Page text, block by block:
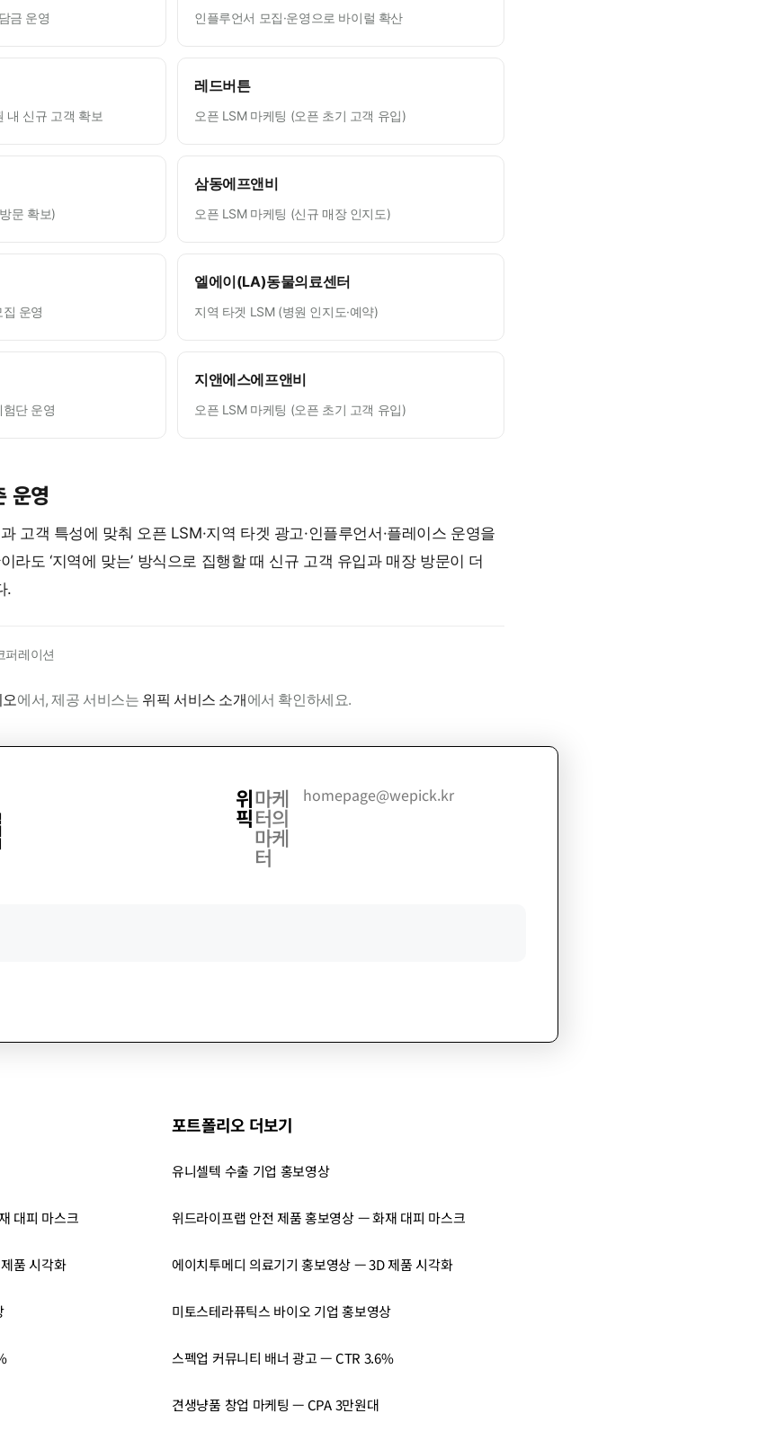
금 운영 인플루언서 모집·운영으로 바이럴 확산
내 신규 고객 확보
레드버튼
오픈 LSM 마케팅 (오픈 초기 고객 유입)
문 확보)
삼동에프앤비
오픈 LSM 마케팅 (신규 매장 인지도)
운영
엘에이(LA)동물의료센터
지역 타겟 LSM (병원 인지도·예약)
단 운영
지앤에스에프앤비
오픈 LSM 마케팅 (오픈 초기 고객 유입)
운영
고객 특성에 맞춰 오픈 LSM·지역 타겟 광고·인플루언서·플레이스 운영을
라도 ‘지역에 맞는’ 방식으로 집행할 때 신규 고객 유입과 매장 방문이 더
.
퍼레이션
에서, 제공 서비스는 위픽 서비스 소개에서 확인하세요.
위
픽
마케
터의
마케
터
homepage@wepick.kr
대피 마스크
품 시각화
포트폴리오 더보기
유니셀텍 수출 기업 홍보영상
위드라이프랩 안전 제품 홍보영상 — 화재 대피 마스크
에이치투메디 의료기기 홍보영상 — 3D 제품 시각화
미토스테라퓨틱스 바이오 기업 홍보영상
스펙업 커뮤니티 배너 광고 — CTR 3.6%
견생냥품 창업 마케팅 — CPA 3만원대